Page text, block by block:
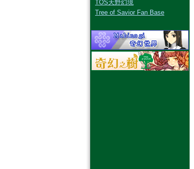
TOS天野幻境
Tree of Savior Fan Base